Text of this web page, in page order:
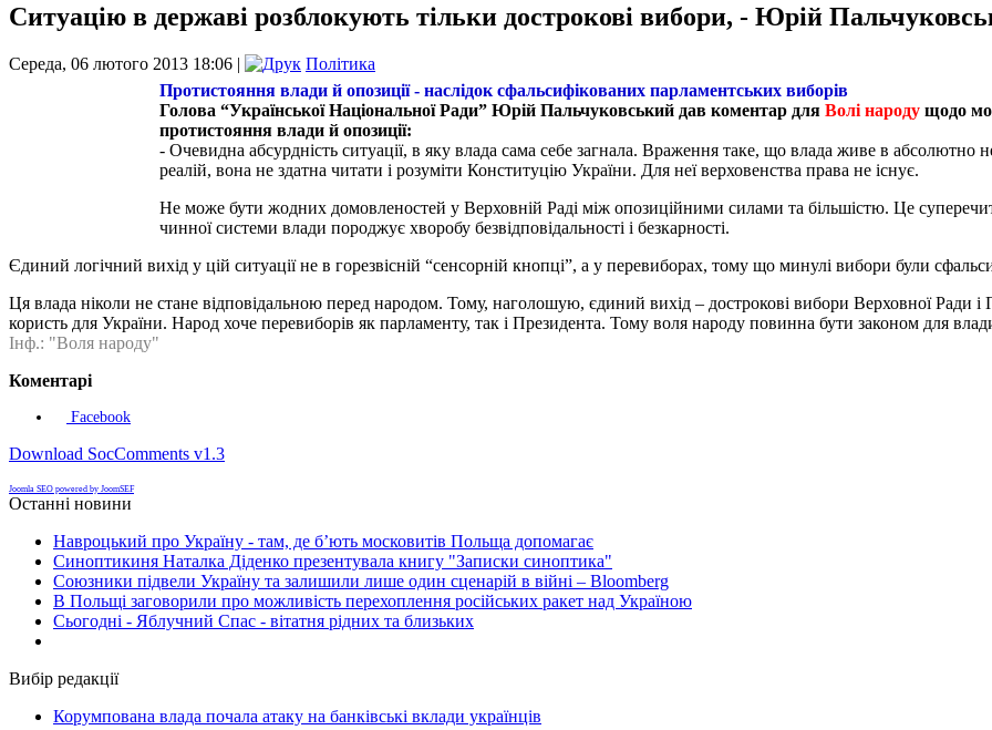
Ситуацію в державі розблокують тільки дострокові вибори, - Юрій
Середа, 06 лютого 2013 18:06 |
Політика
Протистояння влади й опозиції - наслідок сфальсифікованих парламентських виборів
Голова “Української Національної Ради” Юрій Пальчуковський дав коментар для Волі народу щодо
протистояння влади й опозиції:
- Очевидна абсурдність ситуації, в яку влада сама себе загнала. Враження таке, що влада живе в абсолютно
реалій, вона не здатна читати і розуміти Конституцію України. Для неї верховенства права не існує.
Не може бути жодних домовленостей у Верховній Раді між опозиційними силами та більшістю. Це
чинної системи влади породжує хворобу безвідповідальності і безкарності.
Єдиний логічний вихід у цій ситуації не в горезвісній “сенсорній кнопці”, а у перевиборах, тому що минулі вибори були
Ця влада ніколи не стане відповідальною перед народом. Тому, наголошую, єдиний вихід – дострокові вибори Верховної Ради
користь для України. Народ хоче перевиборів як парламенту, так і Президента. Тому воля народу повинна бути законом для
Інф.: "Воля народу"
Коментарі
Facebook
Download SocComments v1.3
Joomla SEO powered by JoomSEF
Останні новини
Навроцький про Україну - там, де б’ють московитів Польща допомагає
Синоптикиня Наталка Діденко презентувала книгу "Записки синоптика"
Союзники підвели Україну та залишили лише один сценарій в війні – Bloomberg
В Польщі заговорили про можливість перехоплення російських ракет над Україною
Сьогодні - Яблучний Спас - вітатня рідних та близьких
Вибір редакції
Корумпована влада почала атаку на банківські вклади українців